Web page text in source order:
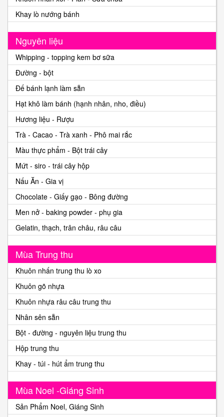
Khay lò nướng bánh
Nguyên liệu
Whipping - topping kem bơ sữa
Đường - bột
Đế bánh lạnh làm sẵn
Hạt khô làm bánh (hạnh nhân, nho, điều)
Hương liệu - Rượu
Trà - Cacao - Trà xanh - Phô mai rắc
Màu thực phẩm - Bột trái cây
Mứt - siro - trái cây hộp
Nấu Ăn - Gia vị
Chocolate - Giấy gạo - Bông đường
Men nở - baking powder - phụ gia
Gelatin, thạch, trân châu, râu câu
Mùa Trung thu
Khuôn nhấn trung thu lò xo
Khuôn gõ nhựa
Khuôn nhựa râu câu trung thu
Nhân sên sẵn
Bột - đường - nguyên liệu trung thu
Hộp trung thu
Khay - túi - hút ẩm trung thu
Mùa Noel -Giáng Sinh
Sản Phẩm Noel, Giáng Sinh